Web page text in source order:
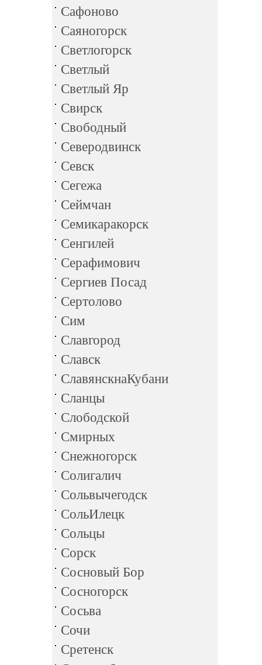
Сафоново
Саяногорск
Светлогорск
Светлый
Светлый Яр
Свирск
Свободный
Северодвинск
Севск
Сегежа
Сеймчан
Семикаракорск
Сенгилей
Серафимович
Сергиев Посад
Сертолово
Сим
Славгород
Славск
СлавянскнаКубани
Сланцы
Слободской
Смирных
Снежногорск
Солигалич
Сольвычегодск
СольИлецк
Сольцы
Сорск
Сосновый Бор
Сосногорск
Сосьва
Сочи
Сретенск